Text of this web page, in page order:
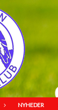
NYHEDER